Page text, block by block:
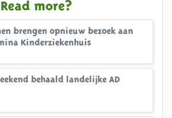
Read more?
brengen opnieuw bezoek aan
Kinderziekenhuis
behaald landelijke AD